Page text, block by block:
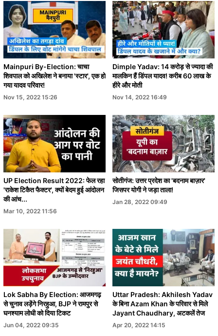
Mainpuri By-Election: चाचा
शिवपाल को अखिलेश ने बनाया 'स्टार', एक हो
गया यादव परिवार!
Nov 15, 2022 15:26
Dimple Yadav: 14 करोड़ से ज्यादा की
मालकिन हैं डिंपल यादव! करीब 60 लाख के
हीरे और मोती
Nov 14, 2022 16:49
UP Election Result 2022: फेल रहा
'राकेश टिकैत फैक्टर', क्यों बेदम हुई आंदोलन
की आंच...
Mar 10, 2022 11:56
सोतीगंज: उत्तर प्रदेश का 'बदनाम बाज़ार'
जिसपर योगी ने जड़ा ताला!
Jan 28, 2022 09:49
Lok Sabha By Election: आजमगढ़
से चुनाव लड़ेंगे निरहुआ, BJP ने रामपुर से
घनश्याम लोधी को दिया टिकट
Jun 04, 2022 09:35
Uttar Pradesh: Akhilesh Yadav
के बिना Azam Khan के परिवार से मिले
Jayant Chaudhary, अटकलें तेज
Apr 20, 2022 14:15